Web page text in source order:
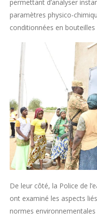
permettant d’analyser
paramètres physico-
conditionnées en
De leur côté, la Police de
ont examiné les aspects
normes